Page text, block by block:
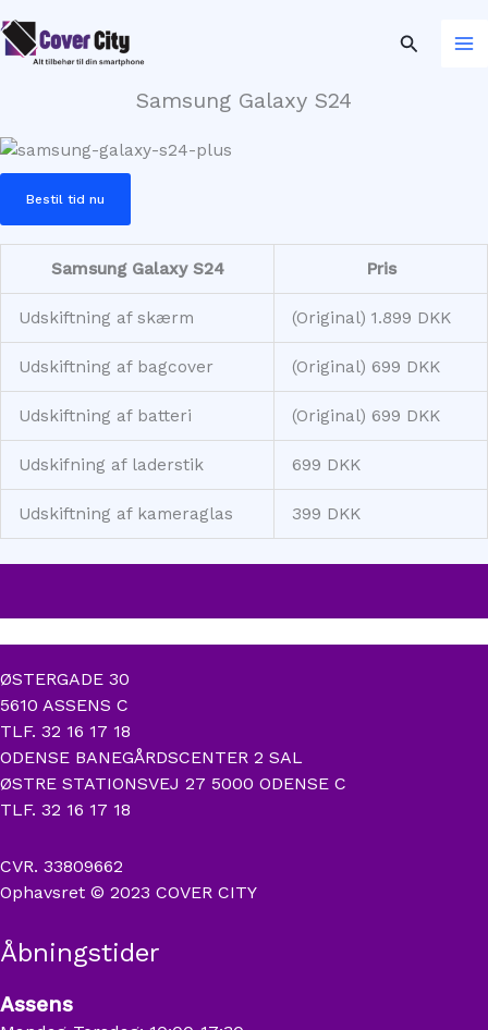
til
indholdet
Søg
Samsung Galaxy S24
Bestil tid nu
Samsung Galaxy S24 Pris
Udskiftning af skærm (Original) 1.899 DKK
Udskiftning af bagcover (Original) 699 DKK
Udskiftning af batteri (Original) 699 DKK
Udskifning af laderstik 699 DKK
Udskiftning af kameraglas 399 DKK
ØSTERGADE 30
5610 ASSENS C
TLF. 32 16 17 18
ODENSE BANEGÅRDSCENTER 2 SAL
ØSTRE STATIONSVEJ 27 5000 ODENSE C
TLF. 32 16 17 18
CVR. 33809662
Ophavsret © 2023 COVER CITY
Åbningstider
Assens